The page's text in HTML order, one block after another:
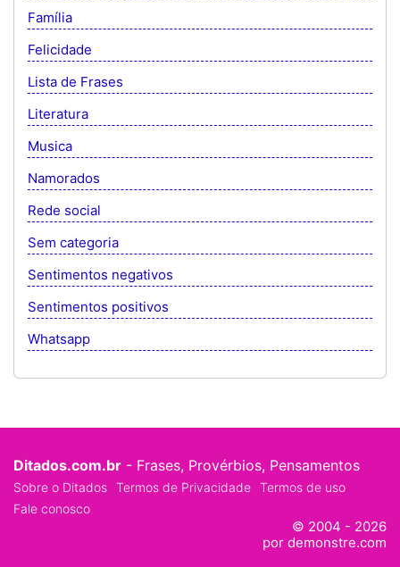
Família
Felicidade
Lista de Frases
Literatura
Musica
Namorados
Rede social
Sem categoria
Sentimentos negativos
Sentimentos positivos
Whatsapp
Ditados.com.br - Frases, Provérbios, Pensamentos
Sobre o Ditados Termos de Privacidade Termos de uso
Fale conosco
© 2004 - 2026
por demonstre.com